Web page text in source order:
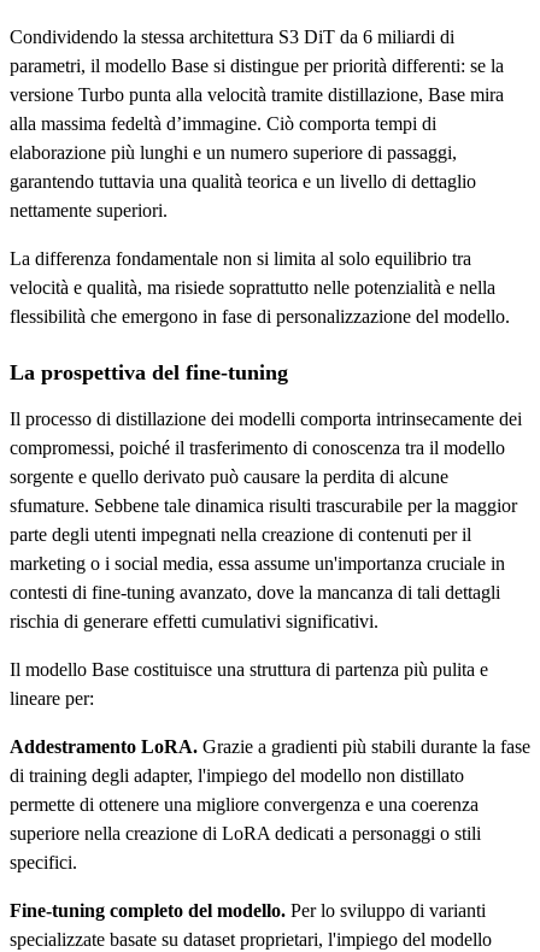
Condividendo la stessa architettura S3 DiT da 6 miliardi di
parametri, il modello Base si distingue per priorità differenti: se la
versione Turbo punta alla velocità tramite distillazione, Base mira
alla massima fedeltà d’immagine. Ciò comporta tempi di
elaborazione più lunghi e un numero superiore di passaggi,
garantendo tuttavia una qualità teorica e un livello di dettaglio
nettamente superiori.
La differenza fondamentale non si limita al solo equilibrio tra
velocità e qualità, ma risiede soprattutto nelle potenzialità e nella
flessibilità che emergono in fase di personalizzazione del modello.
La prospettiva del fine-tuning
Il processo di distillazione dei modelli comporta intrinsecamente dei
compromessi, poiché il trasferimento di conoscenza tra il modello
sorgente e quello derivato può causare la perdita di alcune
sfumature. Sebbene tale dinamica risulti trascurabile per la maggior
parte degli utenti impegnati nella creazione di contenuti per il
marketing o i social media, essa assume un'importanza cruciale in
contesti di fine-tuning avanzato, dove la mancanza di tali dettagli
rischia di generare effetti cumulativi significativi.
Il modello Base costituisce una struttura di partenza più pulita e
lineare per:
Addestramento LoRA. Grazie a gradienti più stabili durante la fase
di training degli adapter, l'impiego del modello non distillato
permette di ottenere una migliore convergenza e una coerenza
superiore nella creazione di LoRA dedicati a personaggi o stili
specifici.
Fine-tuning completo del modello. Per lo sviluppo di varianti
specializzate basate su dataset proprietari, l'impiego del modello